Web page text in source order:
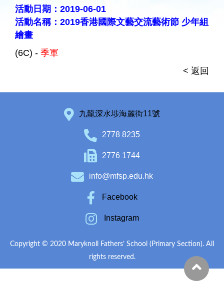
活動日期：2019-06-01
活動名稱：2019香港國際文藝交流藝術節 少年組
繪畫
(6C) - 季軍
< 返回
九龍深水埗海麗街11號
2778 8235
2776 1744
info@mfsp.edu.hk
Facebook
Instagram
Copyright © 2020 Maryknoll Fathers’ School (Primary Section). All
rights reserved.